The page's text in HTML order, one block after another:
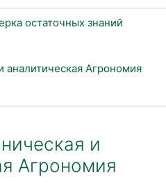
остаточных знаний
аналитическая Агрономия
и
Агрономия